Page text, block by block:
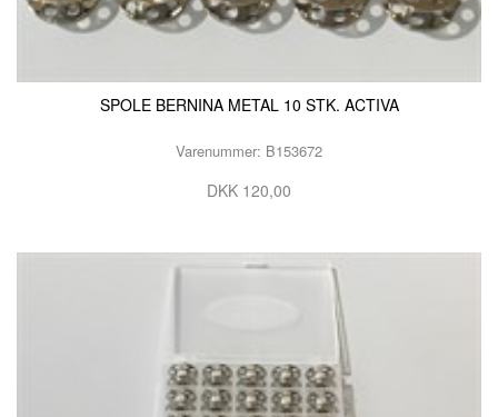
BRUGTE/DEMO
MASKIN TILBEHØR
SPOLE BERNINA METAL 10 STK. ACTIVA
Varenummer: B153672
DKK 120,00